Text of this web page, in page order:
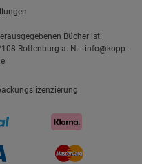
Bücher ist:
Rottenburg a. N. - info@kopp-